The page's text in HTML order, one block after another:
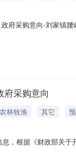
府采购意向-刘家镇
开的采购意向是本单
府采购意向
农林牧渔 其它
，根据《财政部关